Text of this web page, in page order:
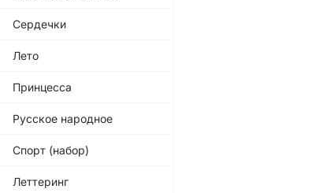
Сердечки
Лето
Принцесса
Русское народное
Спорт (набор)
Леттеринг